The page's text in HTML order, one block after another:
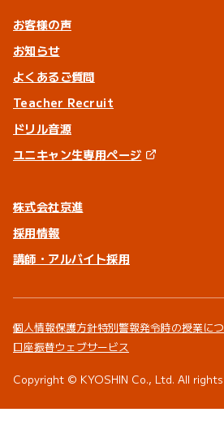
お客様の声
お知らせ
よくあるご質問
Teacher Recruit
ドリル音源
ユニキャン生専用ページ
株式会社京進
採用情報
講師・アルバイト採用
個人情報保護方針特別警報発令時の授業に
口座振替ウェブサービス
Copyright © KYOSHIN Co., Ltd. All